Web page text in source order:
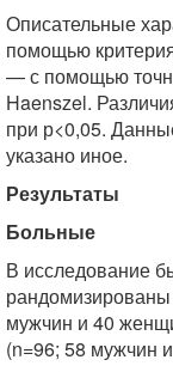
Описательные
помощью
— с помощью
Haenszel.
при р<0,05.
указано иное.
Результаты
Больные
В исследование
мужчин и 40
(n=96; 58 мужчин